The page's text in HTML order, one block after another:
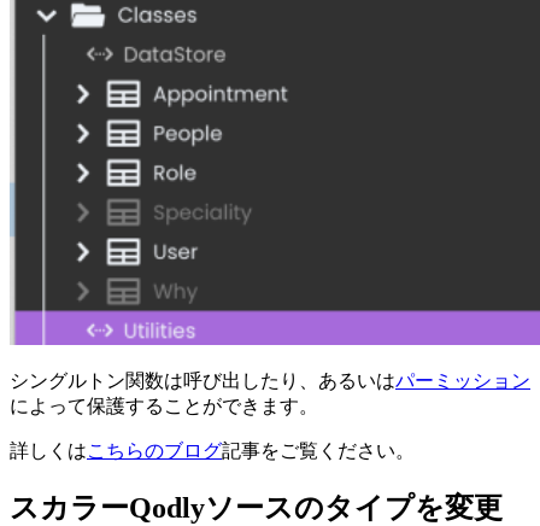
シングルトン関数は呼び出したり、あるいはパーミッション
によって保護することができます。
詳しくはこちらのブログ記事をご覧ください。
スカラーQodlyソースのタイプを変更